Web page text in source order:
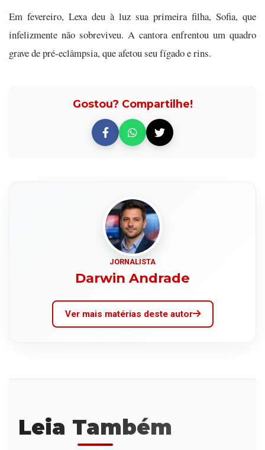
Em fevereiro, Lexa deu à luz sua primeira filha, Sofia, que
infelizmente não sobreviveu. A cantora enfrentou um quadro
grave de pré-eclâmpsia, que afetou seu fígado e rins.
Gostou? Compartilhe!
JORNALISTA
Darwin Andrade
Ver mais matérias deste autor
Leia Também